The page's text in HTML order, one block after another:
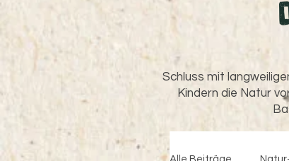
Schluss mit
Kindern die Natur